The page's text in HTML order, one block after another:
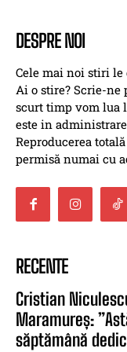
DESPRE NOI
Cele mai noi stiri le
Ai o stire? Scrie-ne
scurt timp vom lua
este in
Reproducerea
permisă numai cu
RECENTE
Cristian
Maramureș:
săptămână